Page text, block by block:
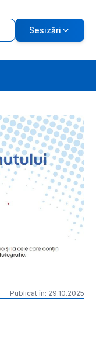
Sesizări
Publicat în: 29.10.2025